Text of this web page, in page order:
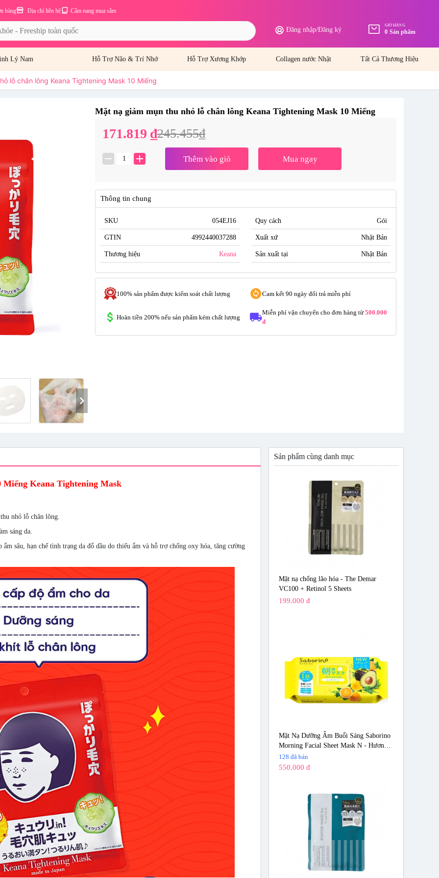
Cẩm nang mua sắm
Địa chỉ liên hệ
hàng
Đăng nhập/Đăng ký
GIỎ HÀNG
0 Sản phẩm
Lý Nam Hỗ Trợ Não & Trí Nhớ Hỗ Trợ Xương Khớp Collagen nước Nhật Tất Cả Thương Hiệu
lỗ chân lông Keana Tightening Mask 10 Miếng
chevron_right
Mặt nạ giảm mụn thu nhỏ lỗ chân lông Keana Tightening Mask 10 Miếng
171.819 ₫245.455₫
remove add Thêm vào giỏ Mua ngay
Thông tin chung
SKU 054EJ16 Quy cách Gói
GTIN 4992440037288 Xuất xứ Nhật Bản
Thương hiệu Keana Sản xuất tại Nhật Bản
100% sản phẩm được kiểm soát chất lượng Cam kết 90 ngày đổi trả miễn phí
Hoàn tiền 200% nếu sản phẩm kém chất lượng
Miễn phí vận chuyển cho đơn hàng từ500.000
đ
Keana Tightening Mask
nhỏ lỗ chân lông.
sáng da.
sâu, hạn chế tình trạng da đổ dầu do thiếu ẩm và hỗ trợ chống oxy hóa, tăng cường
Sản phẩm cùng danh mục
Mặt nạ chống lão hóa - The Demar
VC100 + Retinol 5 Sheets
199.000 đ
Mặt Nạ Dưỡng Ẩm Buổi Sáng Saborino
Morning Facial Sheet Mask N - Hương
Trái Cây (32 miếng)
128 đã bán
550.000 đ